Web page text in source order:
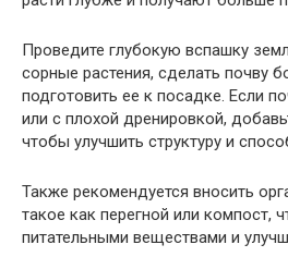
Проведите глубокую вспашку
сорные растения, сделать почву
подготовить ее к посадке. Если
или с плохой дренировкой,
чтобы улучшить структуру и
Также рекомендуется вносить
такое как перегной или компост,
питательными веществами и